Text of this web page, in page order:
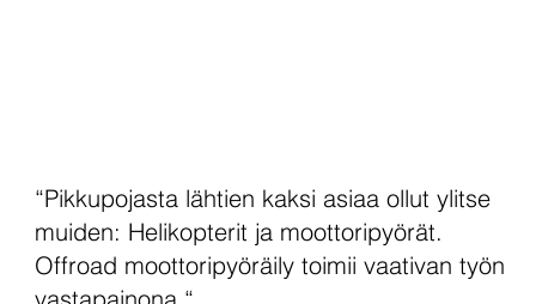
“Pikkupojasta lähtien kaksi asiaa ollut ylitse
muiden: Helikopterit ja moottoripyörät.
Offroad moottoripyöräily toimii vaativan työn